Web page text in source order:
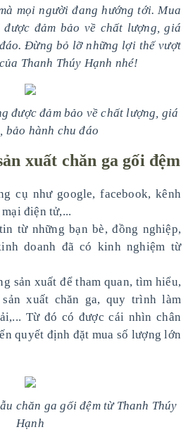
mọi người đang hướng tới. Mua
đảm bảo về chất lượng, giá
Đừng bỏ lỡ những lợi thế vượt
Thanh Thúy Hạnh nhé!
được đảm bảo về chất lượng, giá
bảo hành chu đáo
xuất chăn ga gối đệm
cụ như google, facebook, kênh
điện tử,...
từ những bạn bè, đồng nghiệp,
doanh đã có kinh nghiệm từ
sản xuất để tham quan, tìm hiểu,
xuất chăn ga, quy trình làm
Từ đó có được cái nhìn chân
quyết định đặt mua số lượng lớn
chăn ga gối đệm từ Thanh Thúy
Hạnh